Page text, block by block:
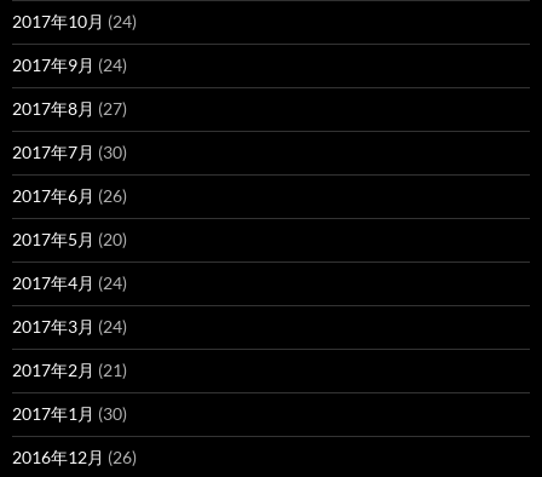
2017年10月 (24)
2017年9月 (24)
2017年8月 (27)
2017年7月 (30)
2017年6月 (26)
2017年5月 (20)
2017年4月 (24)
2017年3月 (24)
2017年2月 (21)
2017年1月 (30)
2016年12月 (26)